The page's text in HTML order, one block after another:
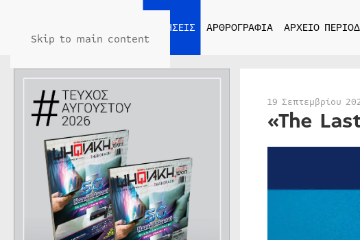
Skip to main content
ΕΙΔΗΣΕΙΣ ΑΡΘΡΟΓΡΑΦΙΑ ΑΡΧΕΙΟ
19 Σεπτεμβρίου
«The